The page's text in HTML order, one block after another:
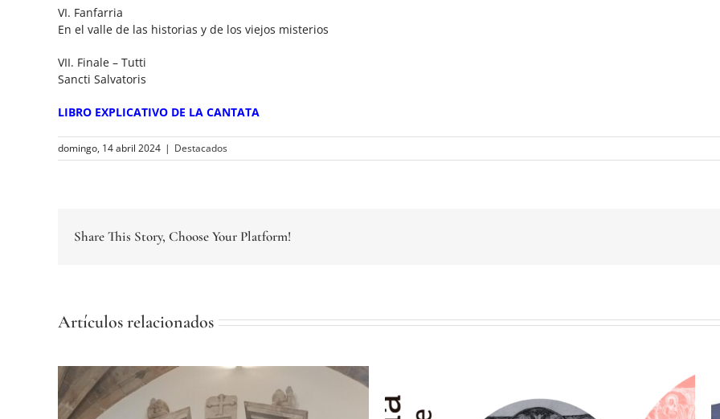
VI. Fanfarria
En el valle de las historias y de los viejos misterios
VII. Finale – Tutti
Sancti Salvatoris
LIBRO EXPLICATIVO DE LA CANTATA
domingo, 14 abril 2024 | Destacados
Share This Story, Choose Your Platform!
Artículos relacionados